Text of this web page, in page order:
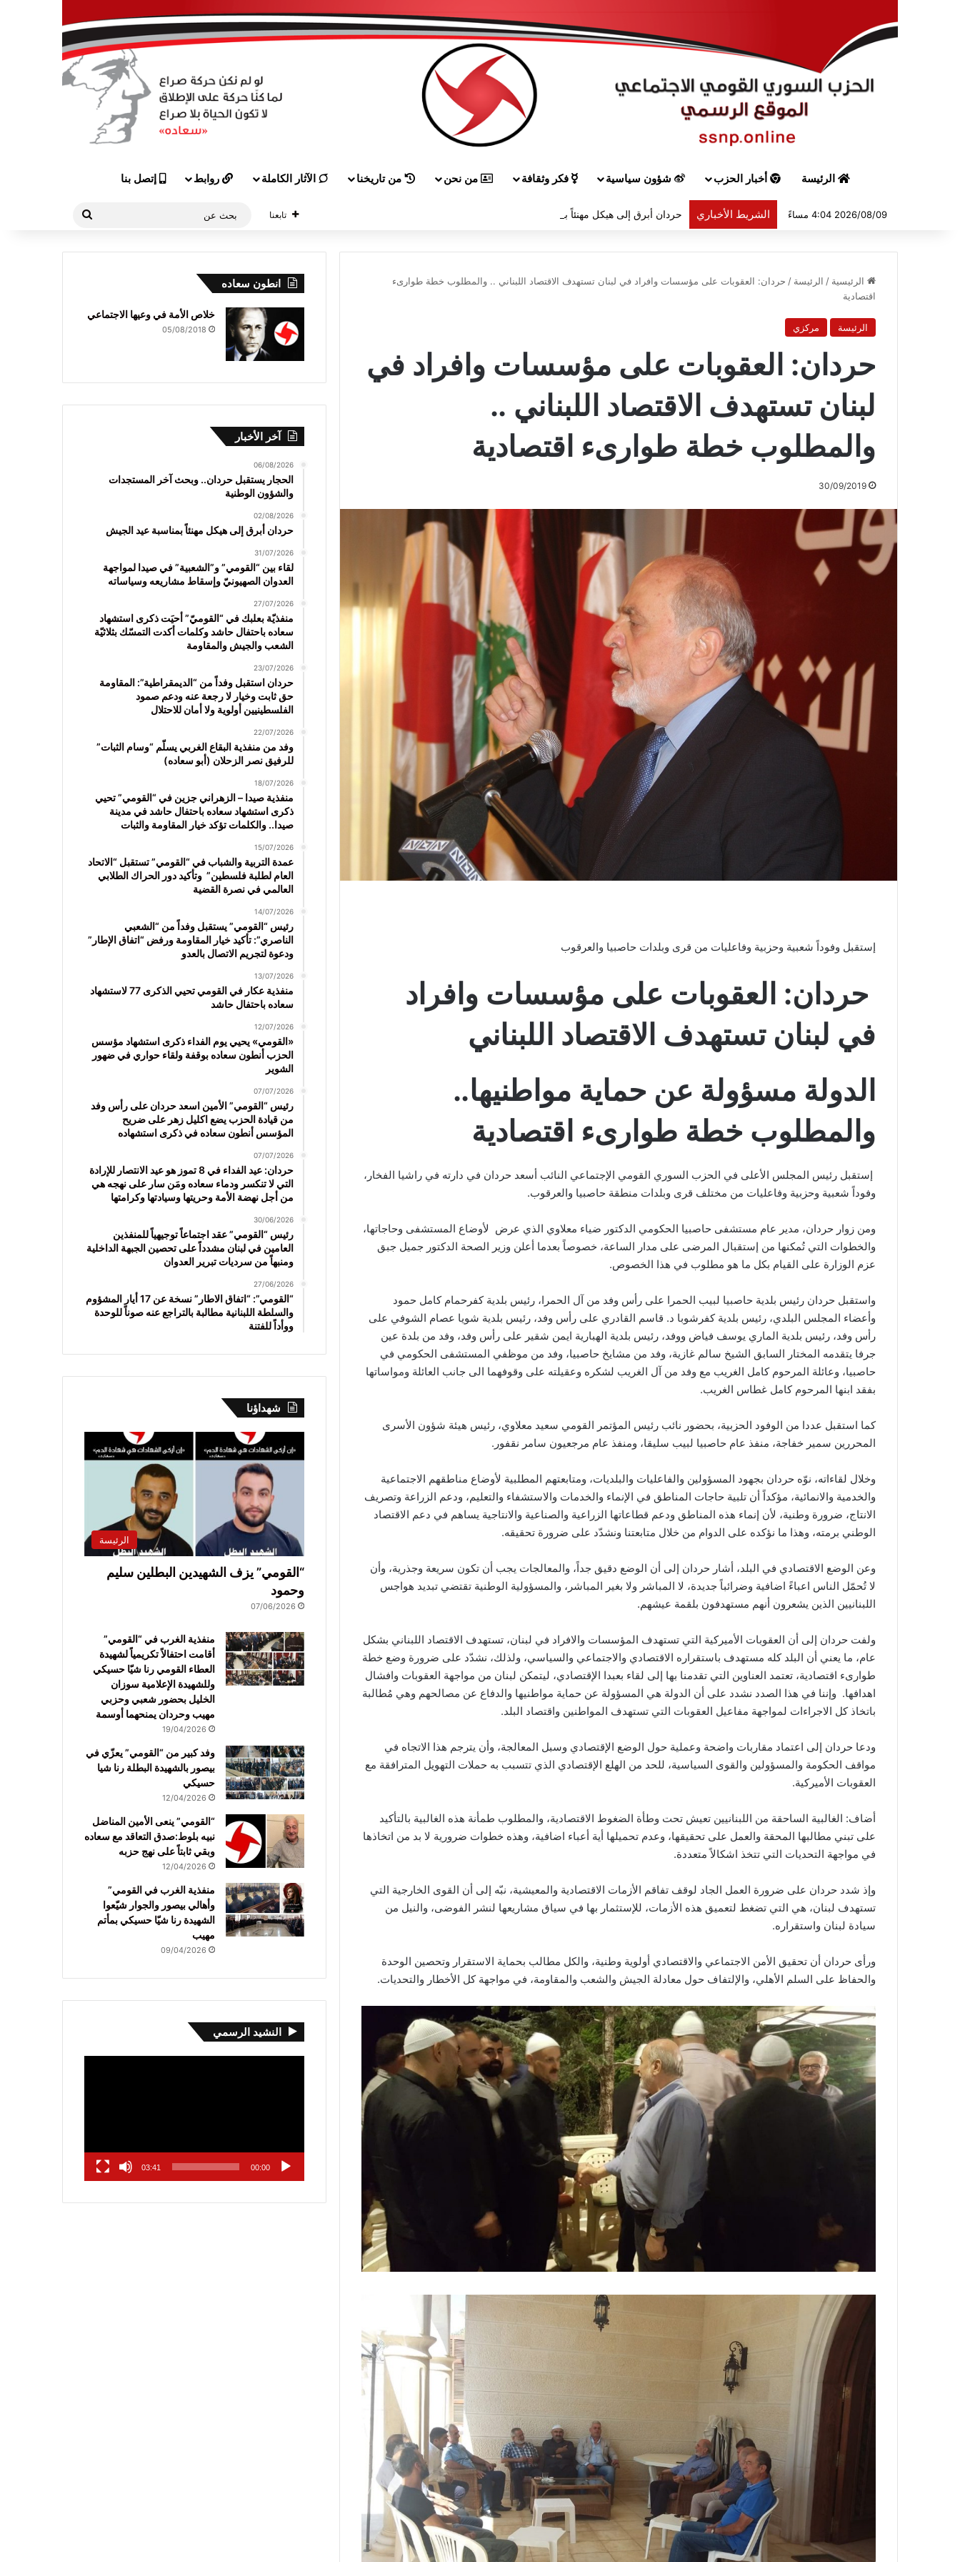
الرئيسة أخبار الحزب شؤون سياسية فكر وثقافة من نحن من تاريخنا الآثار الكاملة روابط إتصل بنا
2026/08/09 4:04 مساءً الشريط الأخباري حردان أبرق إلى هيكل مهنئاً بمناسبة عيد الجيش تابعنا
الرئيسية / الرئيسة / حردان: العقوبات على مؤسسات وافراد في لبنان تستهدف الاقتصاد اللبناني .. والمطلوب خطة طوارىء
اقتصادية
الرئيسة مركزي
حردان: العقوبات على مؤسسات وافراد في
لبنان تستهدف الاقتصاد اللبناني ..
والمطلوب خطة طوارىء اقتصادية
30/09/2019
إستقبل وفوداً شعبية وحزبية وفاعليات من قرى وبلدات حاصبيا والعرقوب
حردان: العقوبات على مؤسسات وافراد
في لبنان تستهدف الاقتصاد اللبناني
الدولة مسؤولة عن حماية مواطنيها..
والمطلوب خطة طوارىء اقتصادية
إستقبل رئيس المجلس الأعلى في الحزب السوري القومي الإجتماعي النائب أسعد حردان في دارته في راشيا الفخار،
وفوداً شعبية وحزبية وفاعليات من مختلف قرى وبلدات منطقة حاصبيا والعرقوب.
ومن زوار حردان، مدير عام مستشفى حاصبيا الحكومي الدكتور ضياء معلاوي الذي عرض لأوضاع المستشفى وحاجاتها،
والخطوات التي تُمكنها من إستقبال المرضى على مدار الساعة، خصوصاً بعدما أعلن وزير الصحة الدكتور جميل جبق
عزم الوزارة على القيام بكل ما هو مطلوب في هذا الخصوص.
واستقبل حردان رئيس بلدية حاصبيا لبيب الحمرا على رأس وفد من آل الحمرا، رئيس بلدية كفرحمام كامل حمود
وأعضاء المجلس البلدي، رئيس بلدية كفرشوبا د. قاسم القادري على رأس وفد، رئيس بلدية شويا عصام الشوفي على
رأس وفد، رئيس بلدية الماري يوسف فياض ووفد، رئيس بلدية الهبارية ايمن شقير على رأس وفد، وفد من بلدة عين
جرفا يتقدمه المختار السابق الشيخ سالم غازية، وفد من مشايخ حاصبيا، وفد من موظفي المستشفى الحكومي في
حاصبيا، وعائلة المرحوم كامل الغريب مع وفد من آل الغريب لشكره وعقيلته على وقوفهما الى جانب العائلة ومواساتها
بفقد ابنها المرحوم كامل غطاس الغريب.
كما استقبل عددا من الوفود الحزبية، بحضور نائب رئيس المؤتمر القومي سعيد معلاوي، رئيس هيئة شؤون الأسرى
المحررين سمير خفاجة، منفذ عام حاصبيا لبيب سليقا، ومنفذ عام مرجعيون سامر نقفور.
وخلال لقاءاته، نوّه حردان بجهود المسؤولين والفاعليات والبلديات، ومتابعتهم المطلبية لأوضاع مناطقهم الاجتماعية
والخدمية والانمائية، مؤكداً أن تلبية حاجات المناطق في الإنماء والخدمات والاستشفاء والتعليم، ودعم الزراعة وتصريف
الانتاج، ضرورة وطنية، لأن إنماء هذه المناطق ودعم قطاعاتها الزراعية والصناعية والانتاجية يساهم في دعم الاقتصاد
الوطني برمته، وهذا ما نؤكده على الدوام من خلال متابعتنا ونشدّد على ضرورة تحقيقه.
وعن الوضع الاقتصادي في البلد، أشار حردان إلى أن الوضع دقيق جداً، والمعالجات يجب أن تكون سريعة وجذرية، وأن
لا تُحمّل الناس اعباءً اضافية وضرائباً جديدة، لا المباشر ولا بغير المباشر، والمسؤولية الوطنية تقتضي تبديد هواجس
اللبنانيين الذين يشعرون أنهم مستهدفون بلقمة عيشهم.
ولفت حردان إلى أن العقوبات الأميركية التي تستهدف المؤسسات والافراد في لبنان، تستهدف الاقتصاد اللبناني بشكل
عام، ما يعني أن البلد كله مستهدف باستقراره الاقتصادي والاجتماعي والسياسي، ولذلك، نشدّد على ضرورة وضع خطة
طوارىء اقتصادية، تعتمد العناوين التي تقدمنا بها إلى لقاء بعبدا الإقتصادي، ليتمكن لبنان من مواجهة العقوبات وافشال
اهدافها. وإننا في هذا الصدد نشدد على أن الدولة هي المسؤولة عن حماية مواطنيها والدفاع عن مصالحهم وهي مُطالبة
باتخاذ كل الاجراءات لمواجهة مفاعيل العقوبات التي تستهدف المواطنين واقتصاد البلد.
ودعا حردان إلى اعتماد مقاربات واضحة وعملية حول الوضع الإقتصادي وسبل المعالجة، وأن يترجم هذا الاتجاه في
مواقف الحكومة والمسؤولين والقوى السياسية، للحد من الهلع الإقتصادي الذي تتسبب به حملات التهويل المترافقة مع
العقوبات الأميركية.
أضاف: الغالبية الساحقة من اللبنانيين تعيش تحت وطأة الضغوط الاقتصادية، والمطلوب طمأنة هذه الغالبية بالتأكيد
على تبني مطالبها المحقة والعمل على تحقيقها، وعدم تحميلها أية أعباء اضافية، وهذه خطوات ضرورية لا بد من اتخاذها
في مواجهة التحديات التي تتخذ اشكالاً متعددة.
وإذ شدد حردان على ضرورة العمل الجاد لوقف تفاقم الأزمات الاقتصادية والمعيشية، نبّه إلى أن القوى الخارجية التي
تستهدف لبنان، هي التي تضغط لتعميق هذه الأزمات، للإستثمار بها في سياق مشاريعها لنشر الفوضى، والنيل من
سيادة لبنان واستقراره.
ورأى حردان أن تحقيق الأمن الاجتماعي والاقتصادي أولوية وطنية، والكل مطالب بحماية الاستقرار وتحصين الوحدة
والحفاظ على السلم الأهلي، والإلتفاف حول معادلة الجيش والشعب والمقاومة، في مواجهة كل الأخطار والتحديات.
انطون سعاده
خلاص الأمة في وعيها الاجتماعي
05/08/2018
آخر الأخبار
06/08/2026
الحجار يستقبل حردان.. وبحث آخر المستجدات
والشؤون الوطنية
02/08/2026
حردان أبرق إلى هيكل مهنئاً بمناسبة عيد الجيش
31/07/2026
لقاء بين “القومي” و”الشعبية” في صيدا لمواجهة
العدوان الصهيونيّ وإسقاط مشاريعه وسياساته
27/07/2026
منفذيّة بعلبك في “القوميّ” أحيَت ذكرى استشهاد
سعاده باحتفال حاشد وكلمات أكدت التمسّك بثلاثيّة
الشعب والجيش والمقاومة
23/07/2026
حردان استقبل وفداً من “الديمقراطية”: المقاومة
حق ثابت وخيار لا رجعة عنه ودعم صمود
الفلسطينيين أولوية ولا أمان للاحتلال
22/07/2026
وفد من منفذية البقاع الغربي يسلّم “وسام الثبات”
للرفيق نصر الزحلان (أبو سعاده)
18/07/2026
منفذية صيدا – الزهراني جزين في “القومي” تحيي
ذكرى استشهاد سعاده باحتفال حاشد في مدينة
صيدا.. والكلمات تؤكد خيار المقاومة والثبات
15/07/2026
عمدة التربية والشباب في “القومي” تستقبل “الاتحاد
العام لطلبة فلسطين” وتأكيد دور الحراك الطلابي
العالمي في نصرة القضية
14/07/2026
رئيس “القومي” يستقبل وفداً من “الشعبي
الناصري”: تأكيد خيار المقاومة ورفض “اتفاق الإطار”
ودعوة لتجريم الاتصال بالعدو
13/07/2026
منفذية عكار في القومي تحيي الذكرى 77 لاستشهاد
سعاده باحتفال حاشد
12/07/2026
«القومي» يحيي يوم الفداء ذكرى استشهاد مؤسس
الحزب أنطون سعاده بوقفة ولقاء حواري في ضهور
الشوير
07/07/2026
رئيس “القومي” الأمين اسعد حردان على رأس وفد
من قيادة الحزب يضع اكليل زهر على ضريح
المؤسس أنطون سعاده في ذكرى استشهاده
07/07/2026
حردان: عيد الفداء في 8 تموز هو عيد الانتصار للإرادة
التي لا تنكسر ودماء سعاده ومَن سار على نهجه هي
من أجل نهضة الأمة وحريتها وسيادتها وكرامتها
30/06/2026
رئيس “القومي” عقد اجتماعاً توجيهياً للمنفذين
العامين في لبنان مشدداً على تحصين الجبهة الداخلية
ومنبهاً من سرديات تبرير العدوان
27/06/2026
“القومي”: “اتفاق الاطار” نسخة عن 17 أيار المشؤوم
والسلطة اللبنانية مطالبة بالتراجع عنه صوناً للوحدة
ووأداً للفتنة
شهداؤنا
الرئيسة
“القومي” يزف الشهيدين البطلين سليم
وحمود
07/06/2026
منفذية الغرب في “القومي”
أقامت احتفالاً تكريمياً لشهيدة
العطاء القومي رنا شيّا حسيكي
وللشهيدة الإعلامية سوزان
الخليل بحضور شعبي وحزبي
مهيب وحردان يمنحهما أوسمة
19/04/2026
وفد كبير من “القومي” يعزّي في
بيصور بالشهيدة البطلة رنا شيا
حسيكي
12/04/2026
“القومي” ينعى الأمين المناضل
نبيه بلوط:صدق التعاقد مع سعاده
وبقي ثابتاً على نهج حزبه
12/04/2026
منفذية الغرب في القومي”
وأهالي بيصور والجوار شيّعوا
الشهيدة رنا شيّا حسيكي بمأتم
مهيب
09/04/2026
النشيد الرسمي
00:00
03:41